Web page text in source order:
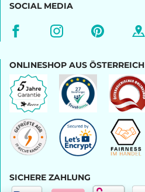
SOCIAL MEDIA
ONLINESHOP AUS ÖSTERREICH
SICHERE ZAHLUNG